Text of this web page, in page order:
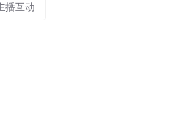
播互动